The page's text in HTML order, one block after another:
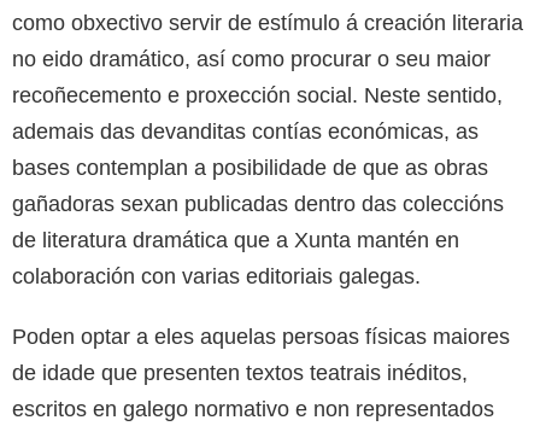
como obxectivo servir de estímulo á creación literaria
no eido dramático, así como procurar o seu maior
recoñecemento e proxección social. Neste sentido,
ademais das devanditas contías económicas, as
bases contemplan a posibilidade de que as obras
gañadoras sexan publicadas dentro das coleccións
de literatura dramática que a Xunta mantén en
colaboración con varias editoriais galegas.
Poden optar a eles aquelas persoas físicas maiores
de idade que presenten textos teatrais inéditos,
escritos en galego normativo e non representados